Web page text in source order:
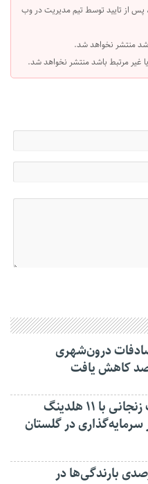
از تایید توسط تیم مدیریت در وب
منتشر نخواهد شد.
غیر مرتبط باشد منتشر نخواهد شد.
درون‌شهری
استاندار: بابک زنجانی با ۱۱ هلدینگ
سرمایه‌گذاری در گلستان
۵۳ درصدی بارندگی‌ها در